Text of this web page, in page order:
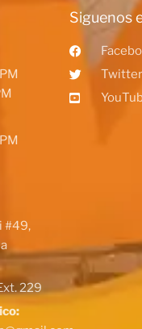
#49,
229
Siguenos
Twitter